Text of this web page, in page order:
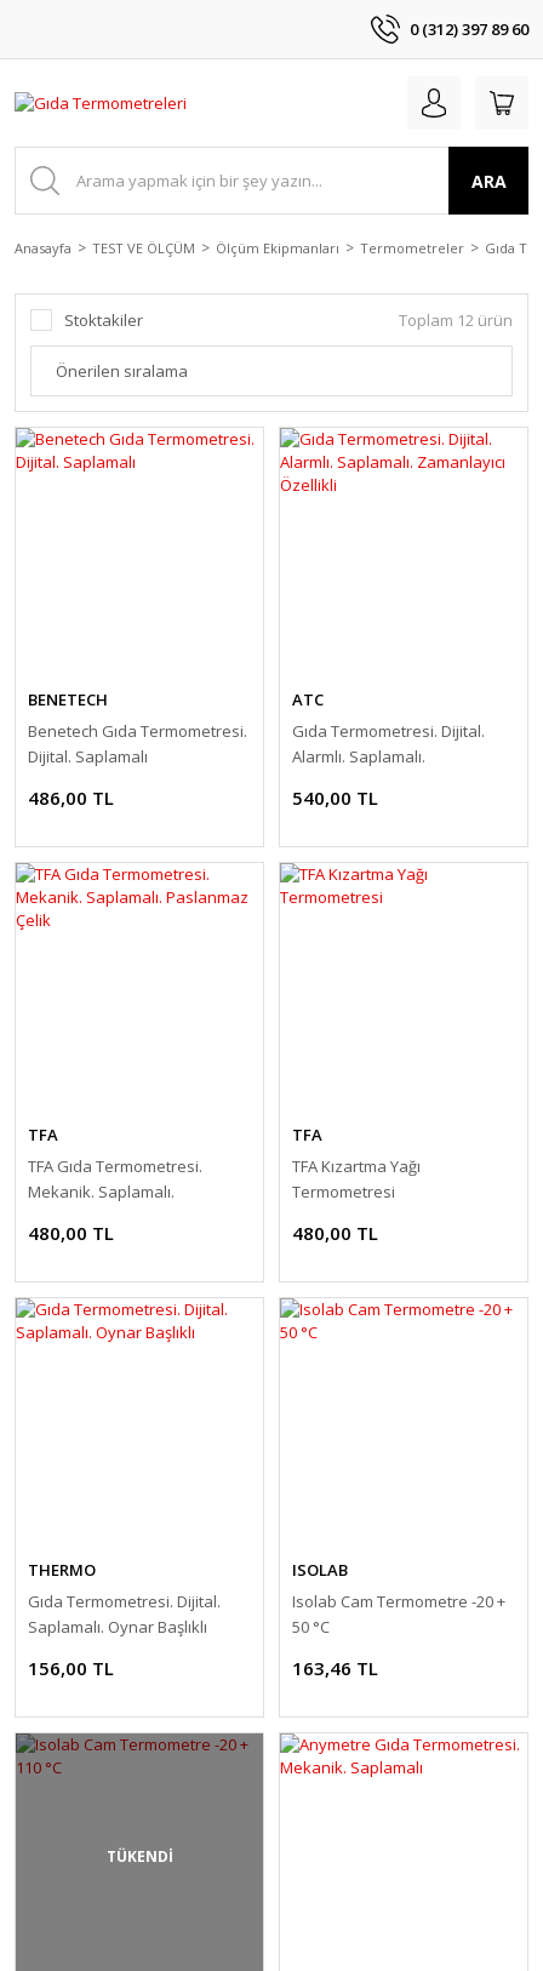
0 (312) 397 89 60
ARA
Anasayfa TEST VE ÖLÇÜM Ölçüm Ekipmanları Termometreler Gıda
Stoktakiler Toplam 12 ürün
BENETECH
Benetech Gıda Termometresi.
Dijital. Saplamalı
486,00 TL
ATC
Gıda Termometresi. Dijital.
Alarmlı. Saplamalı.
540,00 TL
TFA
TFA Gıda Termometresi.
Mekanik. Saplamalı.
480,00 TL
TFA
TFA Kızartma Yağı
Termometresi
480,00 TL
THERMO
Gıda Termometresi. Dijital.
Saplamalı. Oynar Başlıklı
156,00 TL
ISOLAB
Isolab Cam Termometre -20 +
50 °C
163,46 TL
TÜKENDİ